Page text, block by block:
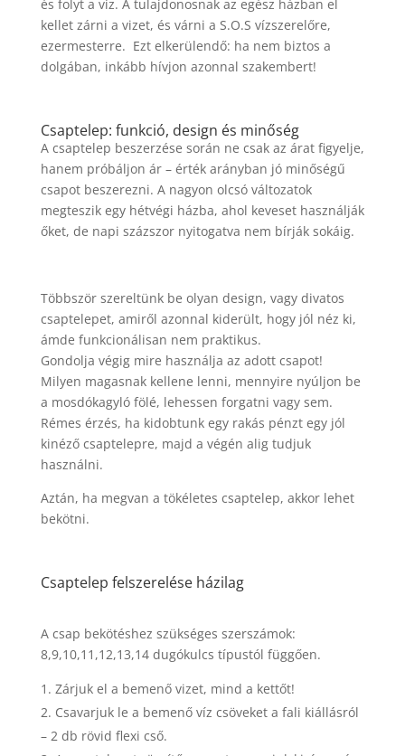
és folyt a víz. A tulajdonosnak az egész házban el
kellet zárni a vizet, és várni a S.O.S vízszerelőre,
ezermesterre. Ezt elkerülendő: ha nem biztos a
dolgában, inkább hívjon azonnal szakembert!
Csaptelep: funkció, design és minőség
A csaptelep beszerzése során ne csak az árat figyelje,
hanem próbáljon ár – érték arányban jó minőségű
csapot beszerezni. A nagyon olcsó változatok
megteszik egy hétvégi házba, ahol keveset használják
őket, de napi százszor nyitogatva nem bírják sokáig.
Többször szereltünk be olyan design, vagy divatos
csaptelepet, amiről azonnal kiderült, hogy jól néz ki,
ámde funkcionálisan nem praktikus.
Gondolja végig mire használja az adott csapot!
Milyen magasnak kellene lenni, mennyire nyúljon be
a mosdókagyló fölé, lehessen forgatni vagy sem.
Rémes érzés, ha kidobtunk egy rakás pénzt egy jól
kinéző csaptelepre, majd a végén alig tudjuk
használni.
Aztán, ha megvan a tökéletes csaptelep, akkor lehet
bekötni.
Csaptelep felszerelése házilag
A csap bekötéshez szükséges szerszámok:
8,9,10,11,12,13,14 dugókulcs típustól függően.
Zárjuk el a bemenő vizet, mind a kettőt!
Csavarjuk le a bemenő víz csöveket a fali kiállásról
– 2 db rövid flexi cső.